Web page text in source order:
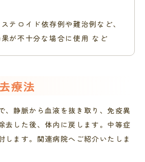
テロイド依存例や難治例など、
が不十分な場合に使用 など
療法
、静脈から血液を抜き取り、免疫異
去した後、体内に戻します。中等症
します。関連病院へご紹介いたしま